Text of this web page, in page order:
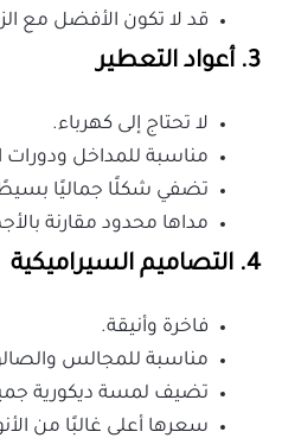
4. التصاميم السيراميكية
فاخرة وأنيقة.
تضيف لمسة ديكورية
سعرها أعلى غالبًا من
كيف تعمل الفواحة
تناسب الاستخدام
الأجهزة التي تعتمد على
إلى تسخين مباشر. لهذا
للاستخدام المتكرر.
هذه التقنية مناسبة إذا كنت
خاصة في البيوت التي تعمل